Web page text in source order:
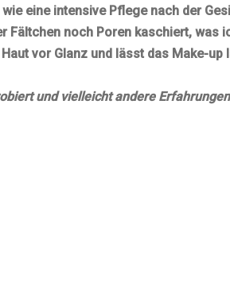
eine intensive Pflege nach der
Fältchen noch Poren kaschiert, was
vor Glanz und lässt das Make-up
und vielleicht andere